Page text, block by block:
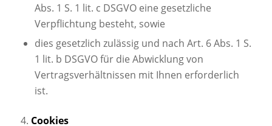
Abs. 1 S. 1 lit. c DSGVO eine gesetzliche
Verpflichtung besteht, sowie
dies gesetzlich zulässig und nach Art. 6 Abs. 1 S.
1 lit. b DSGVO für die Abwicklung von
Vertragsverhältnissen mit Ihnen erforderlich
ist.
4. Cookies